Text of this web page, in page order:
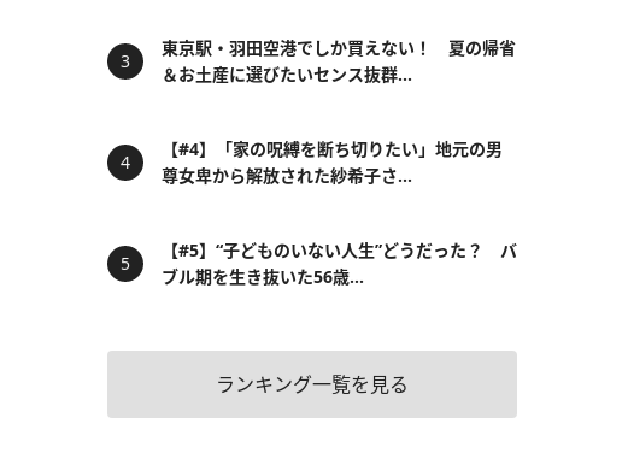
東京駅・羽田空港でしか買えない！ 夏の帰省
＆お土産に選びたいセンス抜群...
【#4】「家の呪縛を断ち切りたい」地元の男
尊女卑から解放された紗希子さ...
【#5】“子どものいない人生”どうだった？ バ
ブル期を生き抜いた56歳...
ランキング一覧を見る